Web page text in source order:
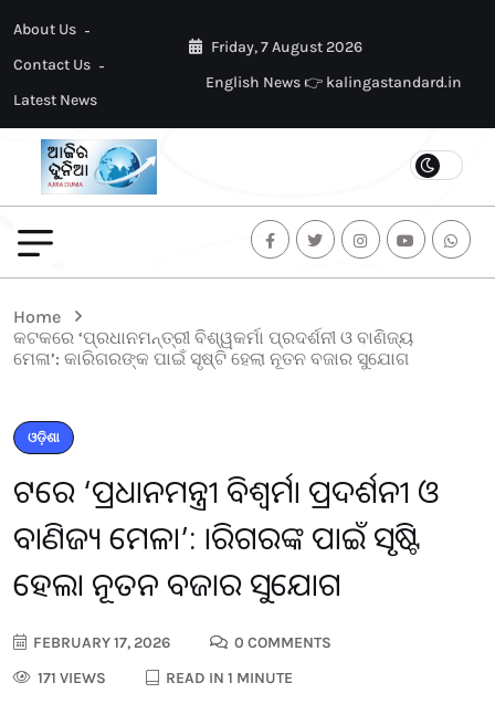
About Us
Contact Us
Latest News
Friday, 7 August 2026
English News 👉 kalingastandard.in
Home
କଟକରେ ‘ପ୍ରଧାନମନ୍ତ୍ରୀ ବିଶ୍ୱକର୍ମା ପ୍ରଦର୍ଶନୀ ଓ ବାଣିଜ୍ୟ
ମେଳା’: କାରିଗରଙ୍କ ପାଇଁ ସୃଷ୍ଟି ହେଲା ନୂତନ ବଜାର ସୁଯୋଗ
ଓଡ଼ିଶା
କଟକରେ ‘ପ୍ରଧାନମନ୍ତ୍ରୀ ବିଶ୍ୱକର୍ମା ପ୍ରଦର୍ଶନୀ ଓ
ବାଣିଜ୍ୟ ମେଳା’: କାରିଗରଙ୍କ ପାଇଁ ସୃଷ୍ଟି
ହେଲା ନୂତନ ବଜାର ସୁଯୋଗ
FEBRUARY 17, 2026
0 COMMENTS
171 VIEWS
READ IN 1 MINUTE